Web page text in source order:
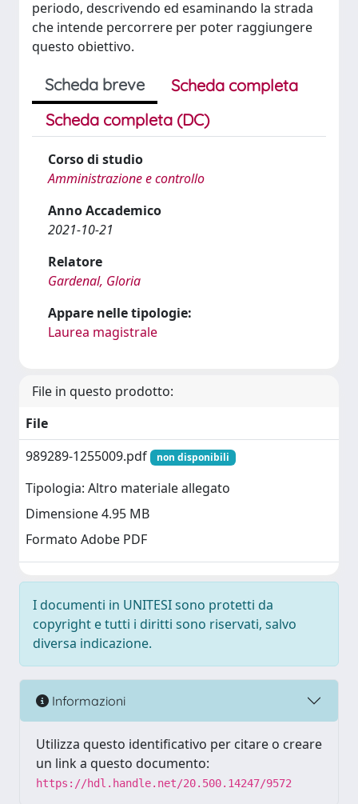
periodo, descrivendo ed esaminando la strada
che intende percorrere per poter raggiungere
questo obiettivo.
Scheda breve
Scheda completa
Scheda completa (DC)
Corso di studio
Amministrazione e controllo
Anno Accademico
2021-10-21
Relatore
Gardenal, Gloria
Appare nelle tipologie:
Laurea magistrale
File in questo prodotto:
File
989289-1255009.pdf
non disponibili
Tipologia: Altro materiale allegato
Dimensione 4.95 MB
Formato Adobe PDF
I documenti in UNITESI sono protetti da
copyright e tutti i diritti sono riservati, salvo
diversa indicazione.
Informazioni
Utilizza questo identificativo per citare o creare
un link a questo documento:
https://hdl.handle.net/20.500.14247/9572